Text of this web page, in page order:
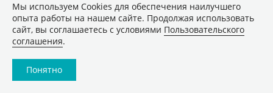
Мы используем Сookies для обеспечения наилучшего
опыта работы на нашем сайте. Продолжая использовать
сайт, вы соглашаетесь с условиями Пользовательского
соглашения.
Понятно